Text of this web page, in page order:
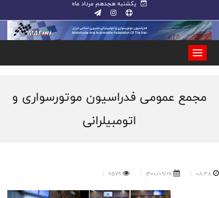
یکشنبه هجدهم مرداد ماه
مجمع عمومی فدراسیون موتورسواری و
اتومبیلرانی
08:38
1400/09/17
6579